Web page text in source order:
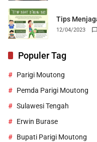
Tips
12/04/2023
Populer Tag
Parigi Moutong
Pemda Parigi Moutong
Sulawesi Tengah
Erwin Burase
Bupati Parigi Moutong